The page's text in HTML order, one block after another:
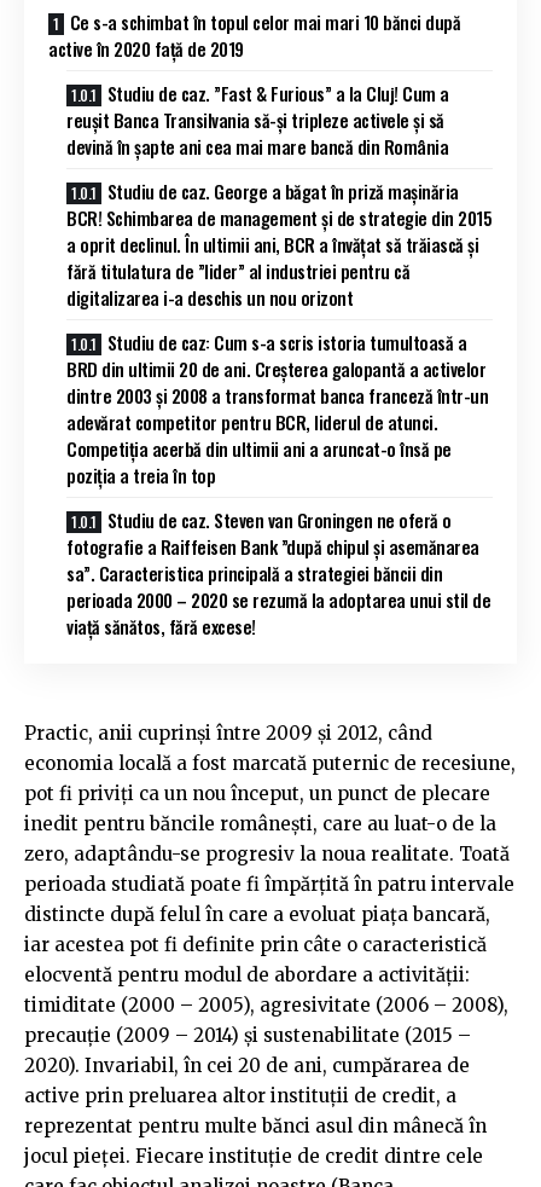
Ce s-a schimbat în topul celor mai mari 10 bănci după
active în 2020 față de 2019
Studiu de caz. ”Fast & Furious” a la Cluj! Cum a
reușit Banca Transilvania să-și tripleze activele și să
devină în șapte ani cea mai mare bancă din România
Studiu de caz. George a băgat în priză mașinăria
BCR! Schimbarea de management și de strategie din 2015
a oprit declinul. În ultimii ani, BCR a învățat să trăiască și
fără titulatura de ”lider” al industriei pentru că
digitalizarea i-a deschis un nou orizont
Studiu de caz: Cum s-a scris istoria tumultoasă a
BRD din ultimii 20 de ani. Creșterea galopantă a activelor
dintre 2003 și 2008 a transformat banca franceză într-un
adevărat competitor pentru BCR, liderul de atunci.
Competiția acerbă din ultimii ani a aruncat-o însă pe
poziția a treia în top
Studiu de caz. Steven van Groningen ne oferă o
fotografie a Raiffeisen Bank ”după chipul și asemănarea
sa”. Caracteristica principală a strategiei băncii din
perioada 2000 – 2020 se rezumă la adoptarea unui stil de
viață sănătos, fără excese!
Practic, anii cuprinși între 2009 și 2012, când
economia locală a fost marcată puternic de recesiune,
pot fi priviți ca un nou început, un punct de plecare
inedit pentru băncile românești, care au luat-o de la
zero, adaptându-se progresiv la noua realitate. Toată
perioada studiată poate fi împărțită în patru intervale
distincte după felul în care a evoluat piața bancară,
iar acestea pot fi definite prin câte o caracteristică
elocventă pentru modul de abordare a activității:
timiditate (2000 – 2005), agresivitate (2006 – 2008),
precauție (2009 – 2014) și sustenabilitate (2015 –
2020). Invariabil, în cei 20 de ani, cumpărarea de
active prin preluarea altor instituții de credit, a
reprezentat pentru multe bănci asul din mânecă în
jocul pieței. Fiecare instituție de credit dintre cele